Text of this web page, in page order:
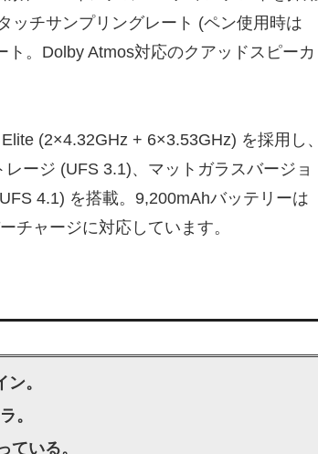
ッチサンプリングレート (ペン使用時は
。Dolby Atmos対応のクアッドスピーカ
(2×4.32GHz + 6×3.53GHz) を採用し、
ージ (UFS 3.1)、マットガラスバージョ
4.1) を搭載。9,200mAhバッテリーは
チャージに対応しています。
。
。
いる。